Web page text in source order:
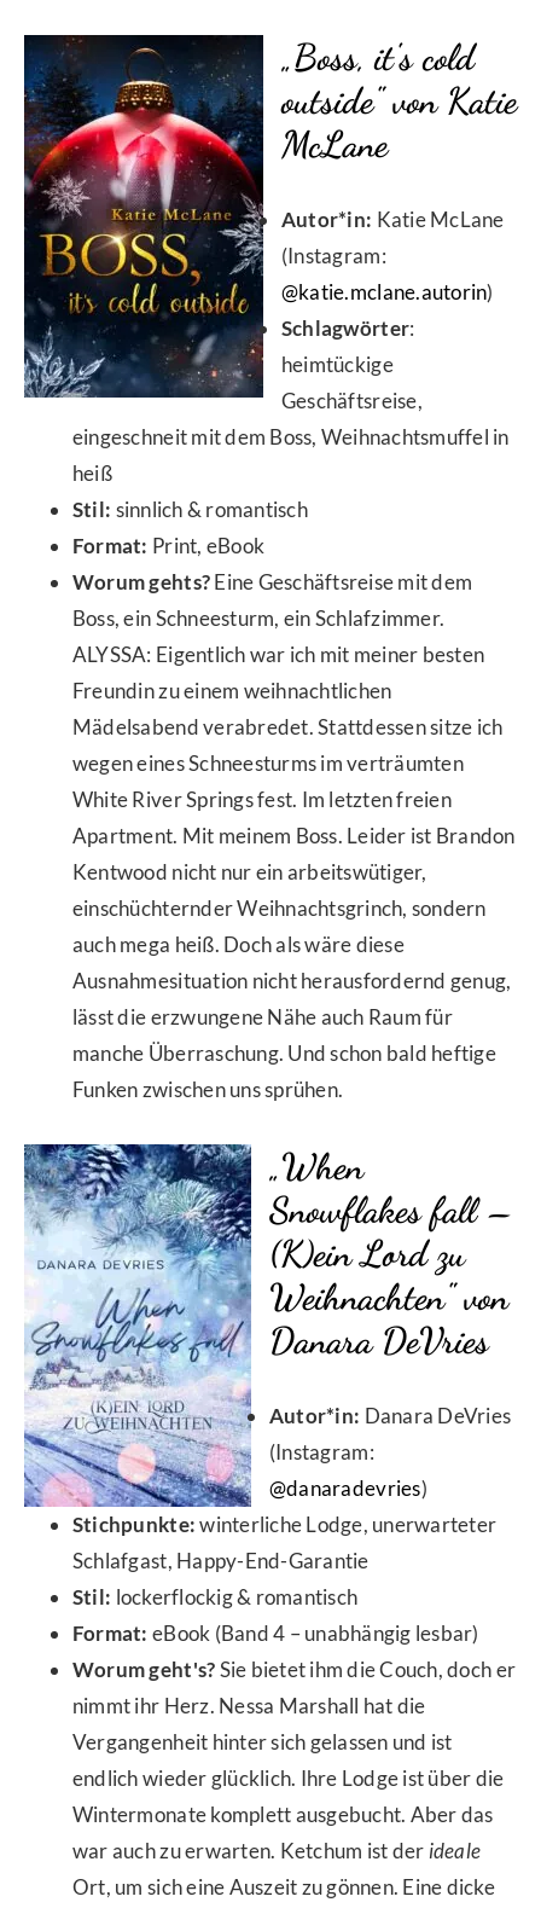
„Boss, it's cold
outside" von Katie
McLane
Autor*in: Katie McLane
(Instagram:
@katie.mclane.autorin)
Schlagwörter:
heimtückige
Geschäftsreise,
eingeschneit mit dem Boss, Weihnachtsmuffel in
heiß
Stil: sinnlich & romantisch
Format: Print, eBook
Worum gehts?Eine Geschäftsreise mit dem
Boss, ein Schneesturm, ein Schlafzimmer.
ALYSSA: Eigentlich war ich mit meiner besten
Freundin zu einem weihnachtlichen
Mädelsabend verabredet. Stattdessen sitze ich
wegen eines Schneesturms im verträumten
White River Springs fest. Im letzten freien
Apartment. Mit meinem Boss. Leider ist Brandon
Kentwood nicht nur ein arbeitswütiger,
einschüchternder Weihnachtsgrinch, sondern
auch mega heiß. Doch als wäre diese
Ausnahmesituation nicht herausfordernd genug,
lässt die erzwungene Nähe auch Raum für
manche Überraschung. Und schon bald heftige
Funken zwischen uns sprühen.
„When
Snowflakes fall –
(K)ein Lord zu
Weihnachten" von
Danara DeVries
Autor*in: Danara DeVries
(Instagram:
@danaradevries)
Stichpunkte:winterliche Lodge, unerwarteter
Schlafgast, Happy-End-Garantie
Stil: lockerflockig & romantisch
Format: eBook (Band 4 – unabhängig lesbar)
Worum geht's?Sie bietet ihm die Couch, doch er
nimmt ihr Herz. Nessa Marshall hat die
Vergangenheit hinter sich gelassen und ist
endlich wieder glücklich. Ihre Lodge ist über die
Wintermonate komplett ausgebucht. Aber das
war auch zu erwarten. Ketchum ist der ideale
Ort, um sich eine Auszeit zu gönnen. Eine dicke